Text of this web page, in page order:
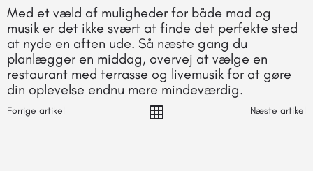
Med et væld af muligheder for både mad og
musik er det ikke svært at finde det perfekte sted
at nyde en aften ude. Så næste gang du
planlægger en middag, overvej at vælge en
restaurant med terrasse og livemusik for at gøre
din oplevelse endnu mere mindeværdig.
Forrige artikel Næste artikel